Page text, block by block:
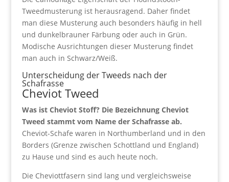
Tweedmusterung ist herausragend. Daher findet
man diese Musterung auch besonders häufig in hell
und dunkelbrauner Färbung oder auch in Grün.
Modische Ausrichtungen dieser Musterung findet
man auch in Schwarz/Weiß.
Unterscheidung der Tweeds nach der
Schafrasse
Cheviot Tweed
Was ist Cheviot Stoff? Die Bezeichnung Cheviot
Tweed stammt vom Name der Schafrasse ab.
Cheviot-Schafe waren in Northumberland und in den
Borders (Grenze zwischen Schottland und England)
zu Hause und sind es auch heute noch.
Die Cheviottfasern sind lang und vergleichsweise